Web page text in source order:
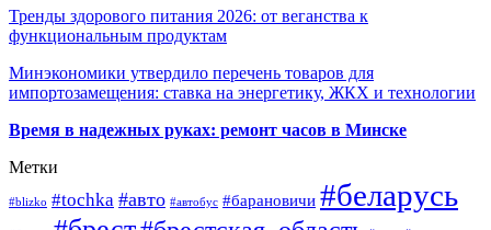
Тренды здорового питания 2026: от веганства к
функциональным продуктам
Минэкономики утвердило перечень товаров для
импортозамещения: ставка на энергетику, ЖКХ и технологии
Время в надежных руках: ремонт часов в Минске
Метки
#blizko #tochka #авто #автобус #барановичи #беларусь